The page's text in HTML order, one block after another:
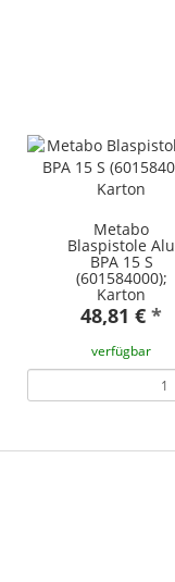
Metabo
Blaspistole Alu
BPA 15 S
(601584000);
Karton
48,81 € *
verfügbar